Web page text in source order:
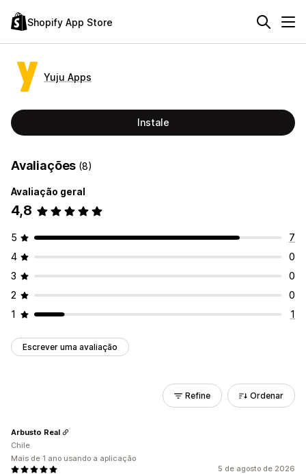
Shopify App Store
Yuju Apps
Instale
Avaliações (8)
Avaliação geral
4,8
5
7
4
0
3
0
2
0
1
1
Escrever uma avaliação
Refine Ordenar
5 de agosto de 2026
Arbusto Real
Chile
Mais de 1 ano usando a aplicação